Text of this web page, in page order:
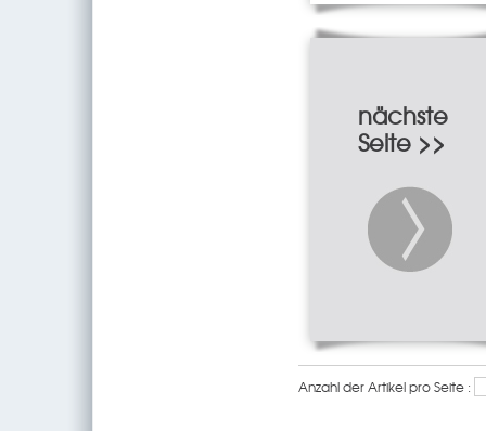
nächste
Seite >>
Anzahl der Artikel pro Seite :